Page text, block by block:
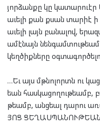
յոր­ձան­քը կը կա­տար­ուէր
աւե­լի քան քսան տարիէ
աւե­լի լայն բա­նա­լով,
ամէ­նայն
կեղ­ծիք­նե­րը
…Եւ այս մթնո­լորտն ու
եան հաս­կա­ցո­ղու­թեամբ,
թեամբ, անց­եալ դա­րու
ՅՈՑ ՑԵ­ՂԱՍ­ՊԱ­ՆՈՒ­ԹԵԱՆ